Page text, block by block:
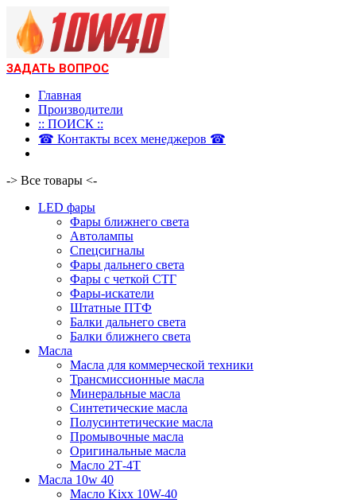
ЗАДАТЬ ВОПРОС
Главная
Производители
:: ПОИСК ::
☎ Контакты всех менеджеров ☎
-> Все товары <-
LED фары
Фары ближнего света
Автолампы
Спецсигналы
Фары дальнего света
Фары с четкой СТГ
Фары-искатели
Штатные ПТФ
Балки дальнего света
Балки ближнего света
Масла
Масла для коммерческой техники
Трансмиссионные масла
Минеральные масла
Синтетические масла
Полусинтетические масла
Промывочные масла
Оригинальные масла
Масло 2Т-4Т
Масла 10w 40
Mасло Kixx 10W-40